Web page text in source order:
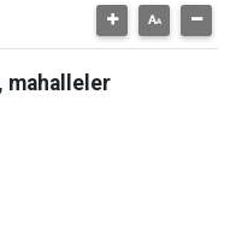
mahalleler